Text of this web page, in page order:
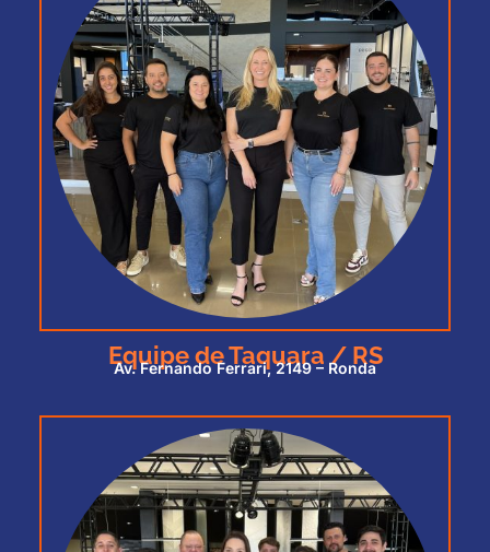
Equipe de Taquara / RS
Av. Fernando Ferrari, 2149 – Ronda